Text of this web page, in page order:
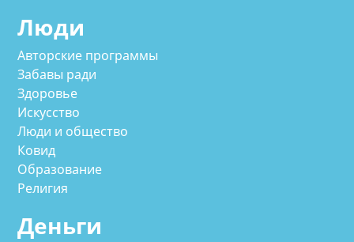
Люди
Авторские программы
Забавы ради
Здоровье
Искусство
Люди и общество
Ковид
Образование
Религия
Деньги